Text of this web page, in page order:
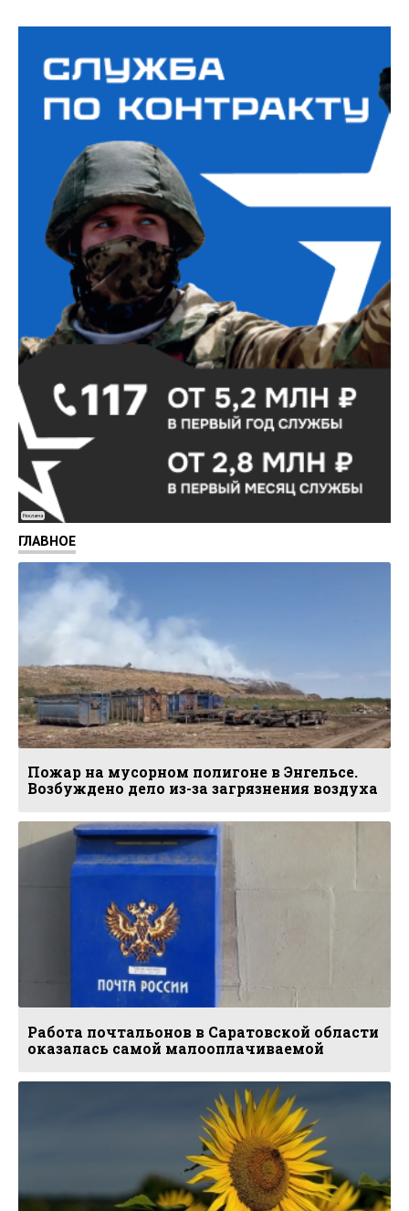
Реклама
ГЛАВНОЕ
Пожар на мусорном полигоне в Энгельсе.
Возбуждено дело из-за загрязнения воздуха
Работа почтальонов в Саратовской области
оказалась самой малооплачиваемой